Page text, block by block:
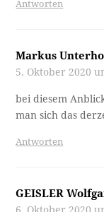
Antworten
Markus
5. Oktober 2020
bei diesem
man sich das
Antworten
GEISLER
6. Oktober 2020